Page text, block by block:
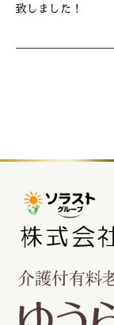
致しました！